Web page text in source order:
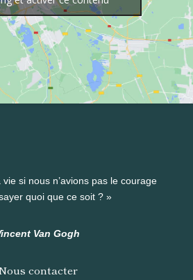
si nous n’avions pas le courage
quoi que ce soit ? »
Van Gogh
contacter